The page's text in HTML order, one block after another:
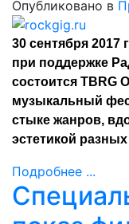
Опубликовано в
30 сентября 2017
при поддержке
состоится TBRG
музыкальный
стыке жанров,
эстетикой
Подробнее ...